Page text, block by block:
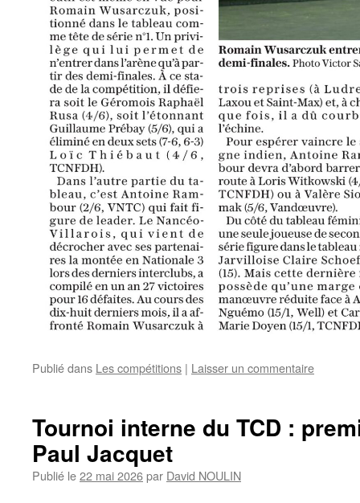
Publié dans Les compétitions | Laisser un commentaire
Tournoi interne du TCD :
Paul Jacquet
Publié le22 mai 2026par David NOULIN